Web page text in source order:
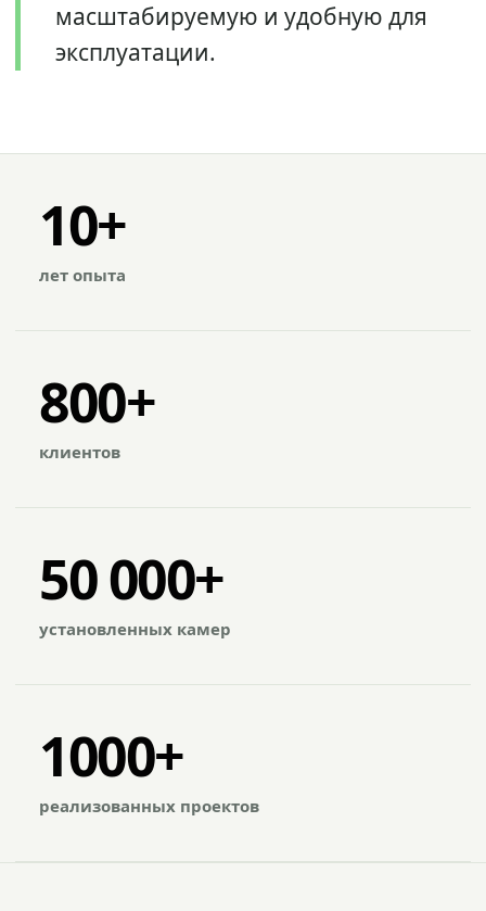
масштабируемую и удобную для
эксплуатации.
10+
лет опыта
800+
клиентов
50 000+
установленных камер
1000+
реализованных проектов